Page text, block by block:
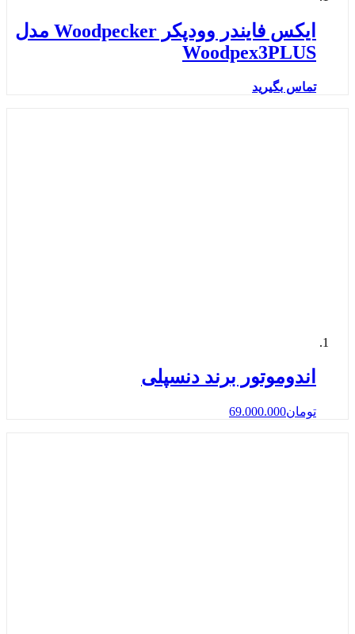
ایکس فایندر وودپکر Woodpecker مدل
Woodpex3PLUS
تماس بگیرید
اندوموتور برند دنسپلی
تومان69.000.000